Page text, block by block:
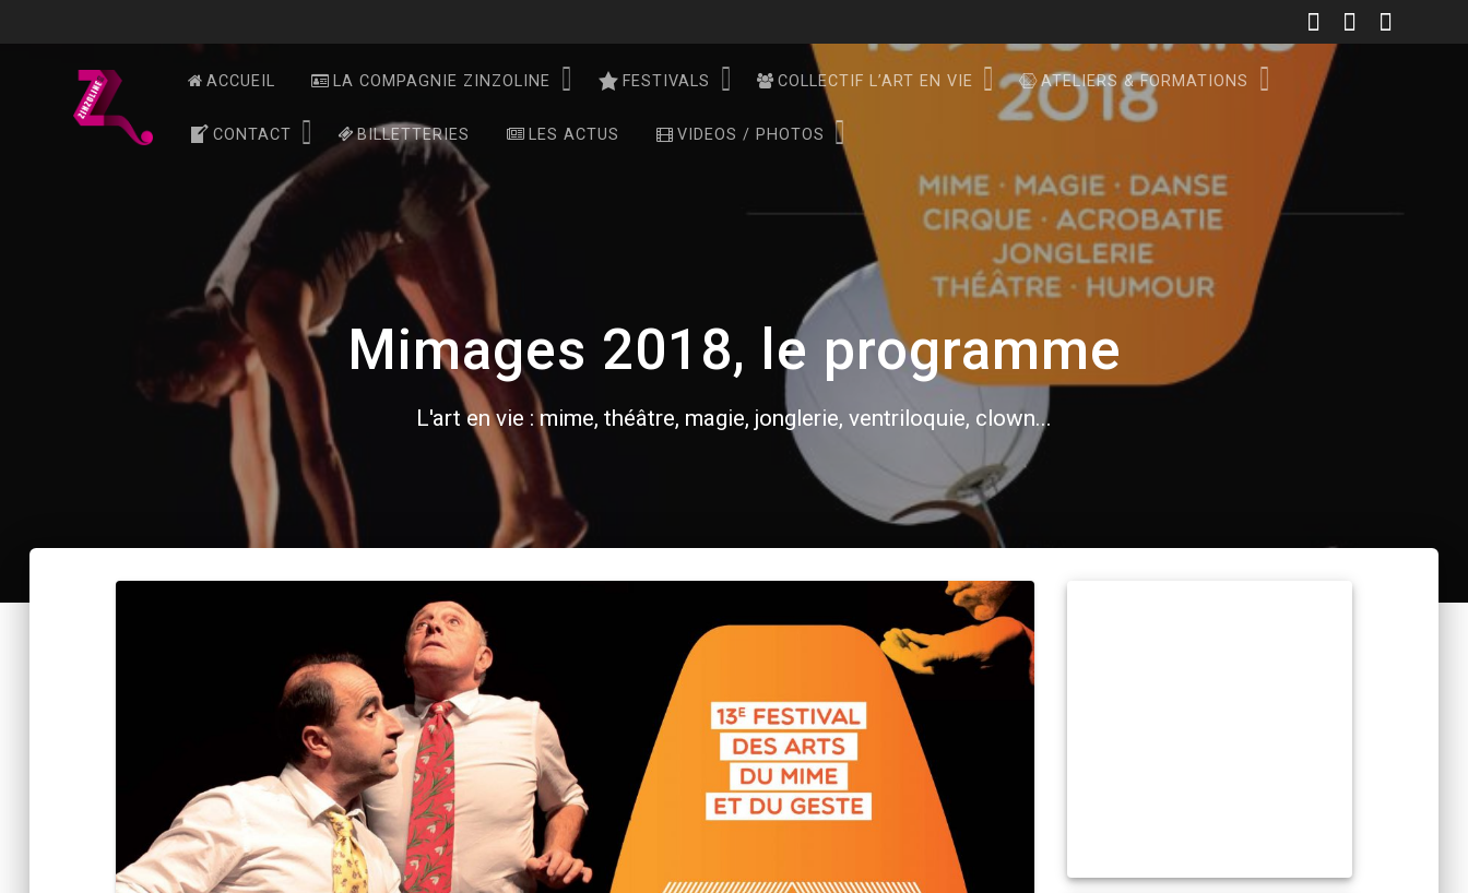
ACCUEIL LA COMPAGNIE ZINZOLINE FESTIVALS COLLECTIF L’ART EN VIE ATELIERS & FORMATIONS
CONTACT BILLETTERIES LES ACTUS VIDEOS / PHOTOS
Mimages 2018, le programme
L'art en vie : mime, théâtre, magie, jonglerie, ventriloquie, clown...